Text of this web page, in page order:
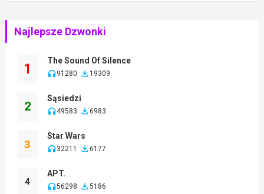
Najlepsze Dzwonki
1
The Sound Of Silence
91280 19309
2
Sąsiedzi
49583 6983
3
Star Wars
32211 6177
4
APT.
56298 5186